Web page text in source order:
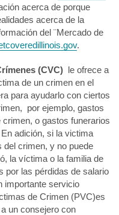
acerca de porque
acerca de la
del ¨Mercado de
.
(CVC) le ofrece a
de un crimen en el
para ayudarlo con ciertos
por ejemplo, gastos
o gastos funerarios
adición, si la victima
del crimen, y no puede
la víctima o la familia de
por las pérdidas de salario
importante servicio
de Crimen (PVC)es
un consejero con